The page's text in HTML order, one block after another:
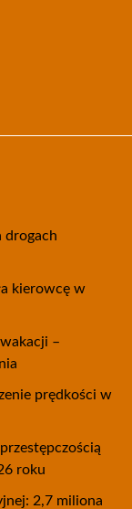
drogach
kierowcę w
–
prędkości w
roku
2,7 miliona